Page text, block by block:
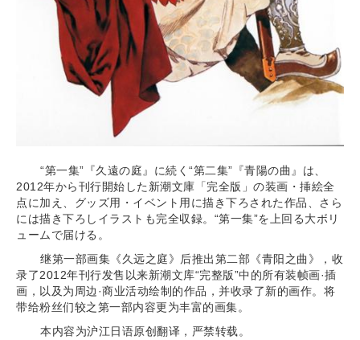
“第一集”『久遠の庭』に続く“第二集”『青陽の曲』は、
2012年から刊行開始した新潮文庫「完全版」の装画・挿絵全
点に加え、グッズ用・イベント用に描き下ろされた作品、さら
には描き下ろしイラストも完全収録。“第一集”を上回る大ボリ
ュームで届ける。
继第一部画集《久远之庭》后推出第二部《青阳之曲》，收
录了2012年刊行发售以来新潮文库“完整版”中的所有装帧画·插
画，以及为周边·商业活动绘制的作品，并收录了新的画作。将
带给粉丝们较之第一部内容更为丰富的画集。
本内容为沪江日语原创翻译，严禁转载。